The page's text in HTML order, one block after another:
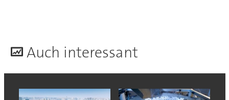
Auch interessant